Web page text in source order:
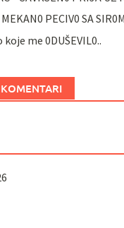
PECIV0 SA SIR0M
koje me 0DUŠEVIL0..